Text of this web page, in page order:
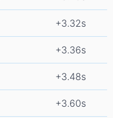
+3.32s
+3.36s
+3.48s
+3.60s